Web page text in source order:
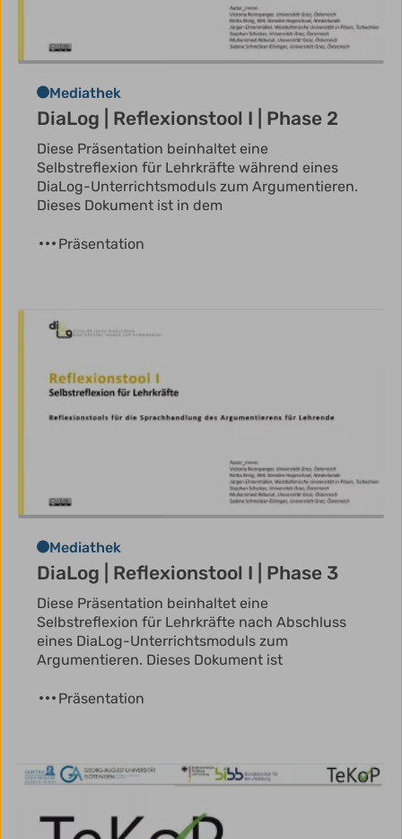
Mediathek
DiaLog | Reflexionstool I | Phase 2
Diese Präsentation beinhaltet eine
Selbstreflexion für Lehrkräfte während eines
DiaLog-Unterrichtsmoduls zum Argumentieren.
Dieses Dokument ist in dem
Präsentation
Mediathek
DiaLog | Reflexionstool I | Phase 3
Diese Präsentation beinhaltet eine
Selbstreflexion für Lehrkräfte nach Abschluss
eines DiaLog-Unterrichtsmoduls zum
Argumentieren. Dieses Dokument ist
Präsentation